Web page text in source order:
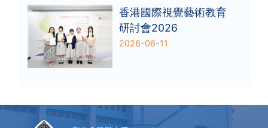
香港國際視覺藝術教育
研討會2026
2026-06-11